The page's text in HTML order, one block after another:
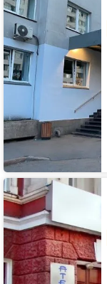
Гостиница
Север